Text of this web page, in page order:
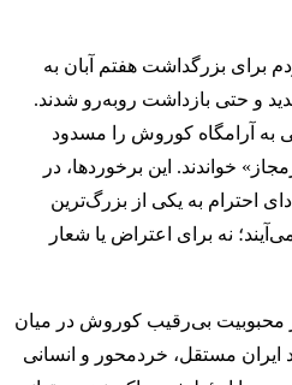
برای بزرگداشت هفتم آبان به
و حتی بازداشت روبه‌رو شدند.
به آرامگاه کوروش را مسدود
خواندند. این برخوردها، در
احترام به یکی از بزرگ‌ترین
نه برای اعتراض یا شعار
محبوبیت بی‌رقیب کوروش در میان
ایران مستقل، خردمحور و انسانی